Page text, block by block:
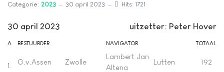
Categorie: 2023 30 april 2023 Hits: 1721
30 april 2023 uitzetter: Peter Hover
A BESTUURDER NAVIGATOR TOTAAL
1. G.v.Assen Zwolle
Lambert Jan
Altena
Lutten 192